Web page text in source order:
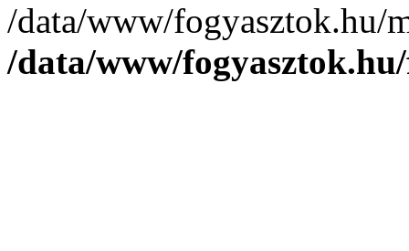
/data/www/fogyasztok.hu/
/data/www/